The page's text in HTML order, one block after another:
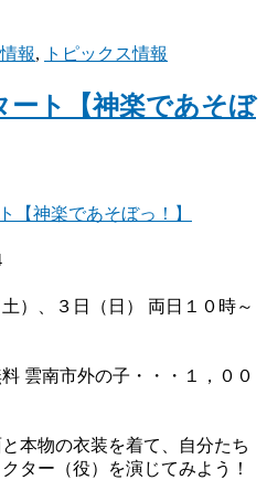
報, トピックス情報
ート【神楽であそぼ
【神楽であそぼっ！】
）、３日（日） 両日１０時～
雲南市外の子・・・１，００
本物の衣装を着て、自分たち
ター（役）を演じてみよう！